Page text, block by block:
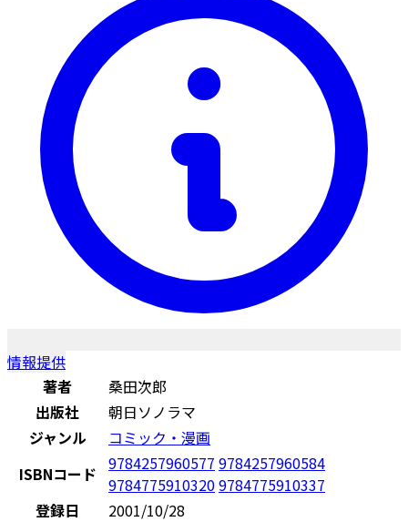
情報提供
著者
桑田次郎
出版社
朝日ソノラマ
ジャンル
コミック・漫画
ISBNコード 9784257960577 9784257960584
97847759103209784775910337
登録日
2001/10/28